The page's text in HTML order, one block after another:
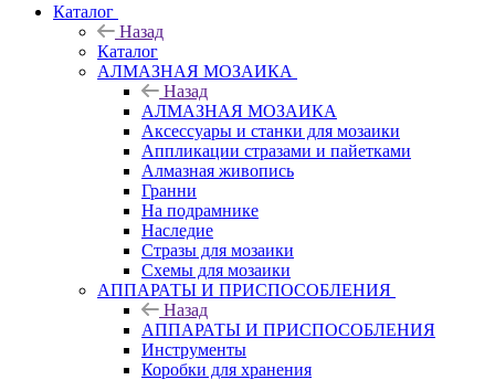
Каталог
Назад
Каталог
АЛМАЗНАЯ МОЗАИКА
Назад
АЛМАЗНАЯ МОЗАИКА
Аксессуары и станки для мозаики
Аппликации стразами и пайетками
Алмазная живопись
Гранни
На подрамнике
Наследие
Стразы для мозаики
Схемы для мозаики
АППАРАТЫ И ПРИСПОСОБЛЕНИЯ
Назад
АППАРАТЫ И ПРИСПОСОБЛЕНИЯ
Инструменты
Коробки для хранения